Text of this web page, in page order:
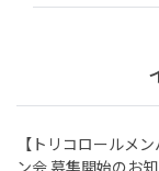
【トリコロールメ
ン会 募集開始のお